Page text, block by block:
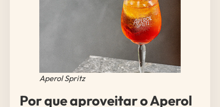
Aperol Spritz
Por que aproveitar o Aperol